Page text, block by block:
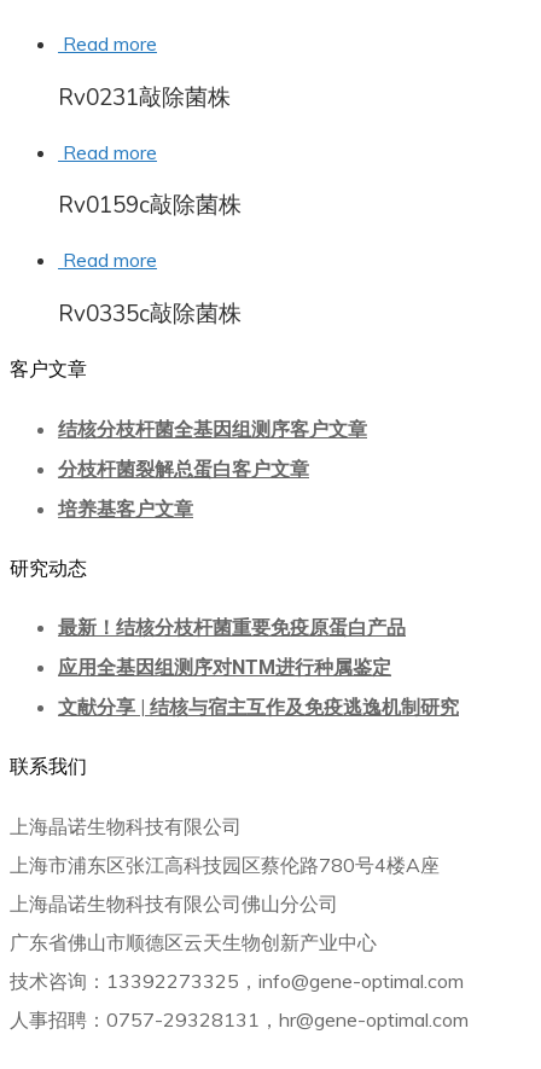
Read more
Rv0231敲除菌株
Read more
Rv0159c敲除菌株
Read more
Rv0335c敲除菌株
客户文章
结核分枝杆菌全基因组测序客户文章
分枝杆菌裂解总蛋白客户文章
培养基客户文章
研究动态
最新！结核分枝杆菌重要免疫原蛋白产品
应用全基因组测序对NTM进行种属鉴定
文献分享 | 结核与宿主互作及免疫逃逸机制研究
联系我们
上海晶诺生物科技有限公司
上海市浦东区张江高科技园区蔡伦路780号4楼A座
上海晶诺生物科技有限公司佛山分公司
广东省佛山市顺德区云天生物创新产业中心
技术咨询：13392273325，info@gene-optimal.com
人事招聘：0757-29328131，hr@gene-optimal.com